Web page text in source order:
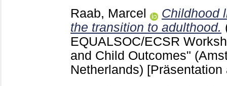
Raab, Marcel
Childhood
the transition to adulthood.
EQUALSOC/ECSR
and Child Outcomes"
Netherlands)